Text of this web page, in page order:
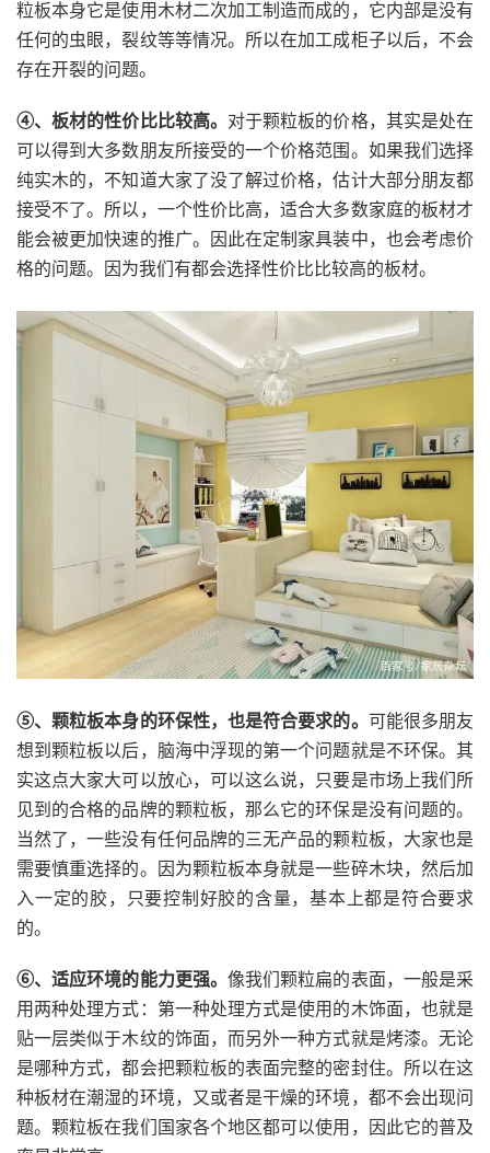
粒板本身它是使用木材二次加工制造而成的，它内部是没有
任何的虫眼，裂纹等等情况。所以在加工成柜子以后，不会
存在开裂的问题。
④、板材的性价比比较高。 对于颗粒板的价格，其实是处在
可以得到大多数朋友所接受的一个价格范围。如果我们选择
纯实木的，不知道大家了没了解过价格，估计大部分朋友都
接受不了。所以，一个性价比高，适合大多数家庭的板材才
能会被更加快速的推广。因此在定制家具装中，也会考虑价
格的问题。因为我们有都会选择性价比比较高的板材。
⑤、颗粒板本身的环保性，也是符合要求的。 可能很多朋友
想到颗粒板以后，脑海中浮现的第一个问题就是不环保。其
实这点大家大可以放心，可以这么说，只要是市场上我们所
见到的合格的品牌的颗粒板，那么它的环保是没有问题的。
当然了，一些没有任何品牌的三无产品的颗粒板，大家也是
需要慎重选择的。因为颗粒板本身就是一些碎木块，然后加
入一定的胶，只要控制好胶的含量，基本上都是符合要求
的。
⑥、适应环境的能力更强。 像我们颗粒扁的表面，一般是采
用两种处理方式：第一种处理方式是使用的木饰面，也就是
贴一层类似于木纹的饰面，而另外一种方式就是烤漆。无论
是哪种方式，都会把颗粒板的表面完整的密封住。所以在这
种板材在潮湿的环境，又或者是干燥的环境，都不会出现问
题。颗粒板在我们国家各个地区都可以使用，因此它的普及